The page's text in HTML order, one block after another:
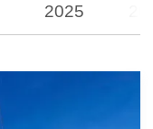
2025